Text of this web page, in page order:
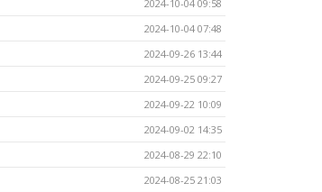
2024-10-04 09:58
2024-10-04 07:48
2024-09-26 13:44
2024-09-25 09:27
2024-09-22 10:09
2024-09-02 14:35
2024-08-29 22:10
2024-08-25 21:03